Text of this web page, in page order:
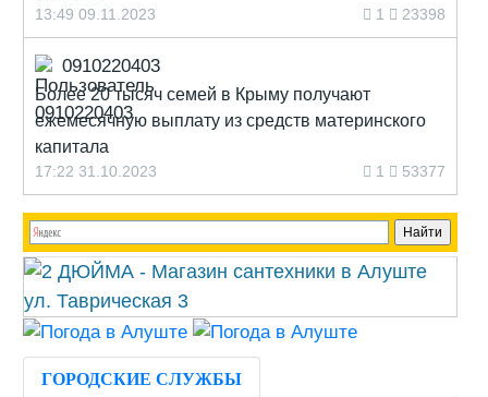
13:49 09.11.2023 1 23398
0910220403
Более 20 тысяч семей в Крыму получают
ежемесячную выплату из средств материнского
капитала
17:22 31.10.2023 1 53377
ГОРОДСКИЕ СЛУЖБЫ